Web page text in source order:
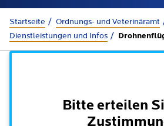
Startseite
Ordnungs- und Veterinäramt
Dienstleistungen und Infos
Bitte erteilen
Rathaus
Online-Terminbuchung
Dienstleistungen nach